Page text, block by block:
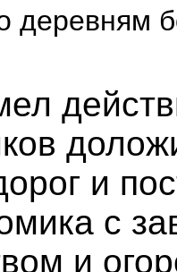
деревням
и
с
и